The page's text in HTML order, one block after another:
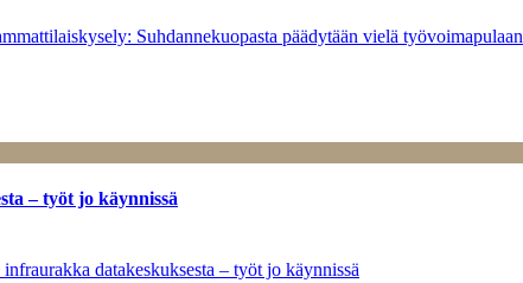
Suhdannekuopasta päädytään vielä työvoimapulaan
– työt jo käynnissä
datakeskuksesta – työt jo käynnissä